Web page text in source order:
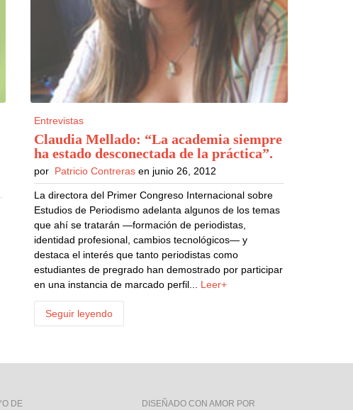
Entrevistas
Claudia Mellado: “La academia siempre
ha estado desconectada de la práctica”.
por Patricio Contrerasen junio 26, 2012
La directora del Primer Congreso Internacional sobre
Estudios de Periodismo adelanta algunos de los temas
que ahí se tratarán —formación de periodistas,
identidad profesional, cambios tecnológicos— y
destaca el interés que tanto periodistas como
estudiantes de pregrado han demostrado por participar
en una instancia de marcado perfil... Leer+
Seguir leyendo
DE DISEÑADO CON AMOR POR